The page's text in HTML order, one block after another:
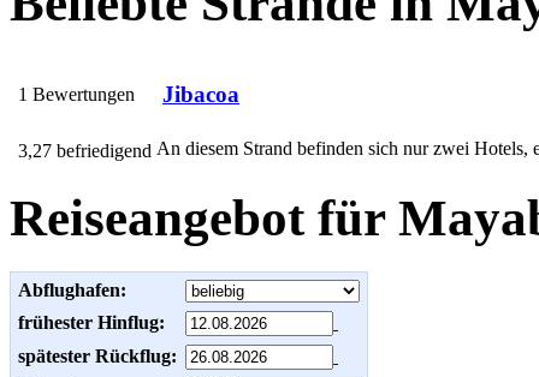
1 Bewertungen Jibacoa
An diesem Strand befinden sich nur zwei Hotels,
3,27 befriedigend
Reiseangebot für
Abflughafen:
frühester Hinflug:
spätester Rückflug: